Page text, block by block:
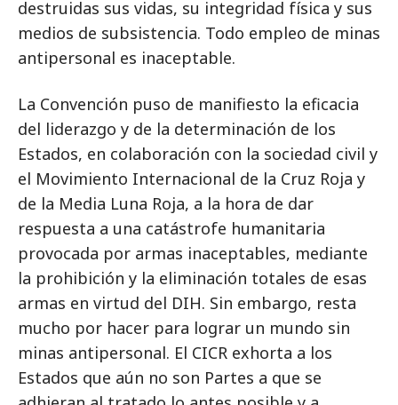
destruidas sus vidas, su integridad física y sus
medios de subsistencia. Todo empleo de minas
antipersonal es inaceptable.
La Convención puso de manifiesto la eficacia
del liderazgo y de la determinación de los
Estados, en colaboración con la sociedad civil y
el Movimiento Internacional de la Cruz Roja y
de la Media Luna Roja, a la hora de dar
respuesta a una catástrofe humanitaria
provocada por armas inaceptables, mediante
la prohibición y la eliminación totales de esas
armas en virtud del DIH. Sin embargo, resta
mucho por hacer para lograr un mundo sin
minas antipersonal. El CICR exhorta a los
Estados que aún no son Partes a que se